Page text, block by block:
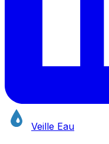
Veille Eau